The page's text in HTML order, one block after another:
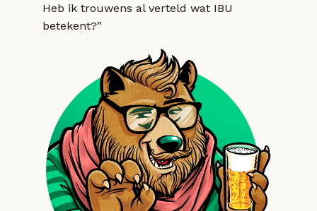
Heb ik trouwens al verteld wat IBU
betekent?”